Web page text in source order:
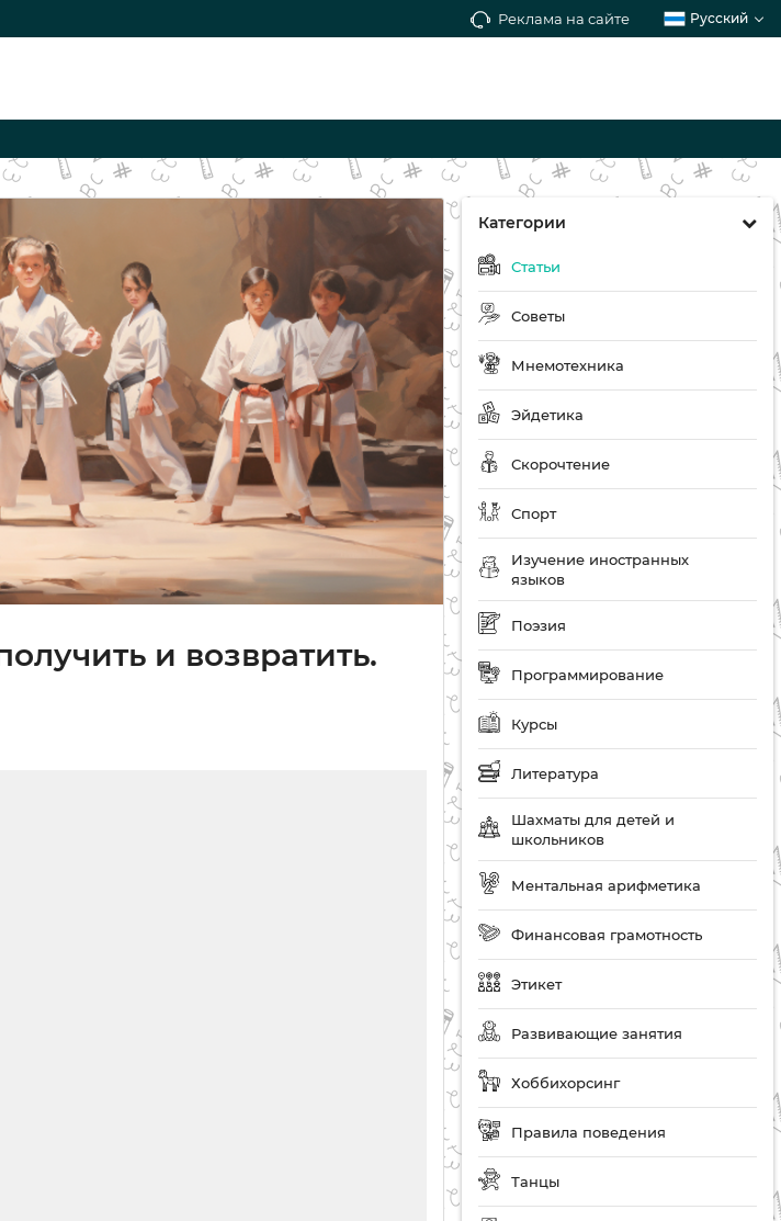
Реклама на сайте Русский
Категории
Статьи
Советы
Мнемотехника
Эйдетика
Скорочтение
Спорт
Изучение иностранных
языков
Поэзия
Программирование
Курсы
Литература
Шахматы для детей и
школьников
Ментальная арифметика
Финансовая грамотность
Этикет
Развивающие занятия
Хоббихорсинг
Правила поведения
Танцы
и возвратить.